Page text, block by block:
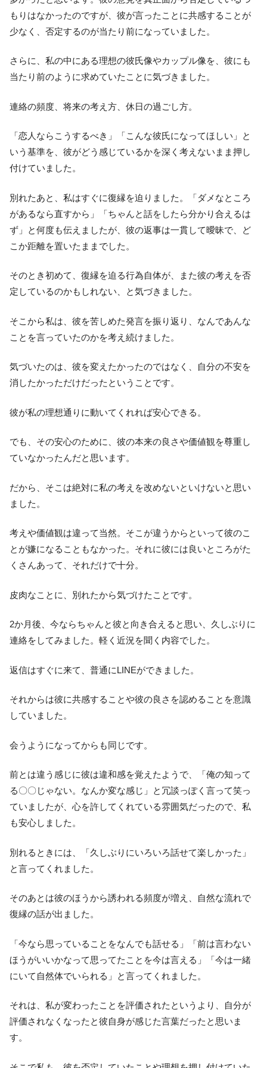
もりはなかったのですが、彼が言ったことに共感することが
少なく、否定するのが当たり前になっていました。
さらに、私の中にある理想の彼氏像やカップル像を、彼にも
当たり前のように求めていたことに気づきました。
連絡の頻度、将来の考え方、休日の過ごし方。
「恋人ならこうするべき」「こんな彼氏になってほしい」と
いう基準を、彼がどう感じているかを深く考えないまま押し
付けていました。
別れたあと、私はすぐに復縁を迫りました。「ダメなところ
があるなら直すから」「ちゃんと話をしたら分かり合えるは
ず」と何度も伝えましたが、彼の返事は一貫して曖昧で、ど
こか距離を置いたままでした。
そのとき初めて、復縁を迫る行為自体が、また彼の考えを否
定しているのかもしれない、と気づきました。
そこから私は、彼を苦しめた発言を振り返り、なんであんな
ことを言っていたのかを考え続けました。
気づいたのは、彼を変えたかったのではなく、自分の不安を
消したかっただけだったということです。
彼が私の理想通りに動いてくれれば安心できる。
でも、その安心のために、彼の本来の良さや価値観を尊重し
ていなかったんだと思います。
だから、そこは絶対に私の考えを改めないといけないと思い
ました。
考えや価値観は違って当然。そこが違うからといって彼のこ
とが嫌になることもなかった。それに彼には良いところがた
くさんあって、それだけで十分。
皮肉なことに、別れたから気づけたことです。
2か月後、今ならちゃんと彼と向き合えると思い、久しぶりに
連絡をしてみました。軽く近況を聞く内容でした。
返信はすぐに来て、普通にLINEができました。
それからは彼に共感することや彼の良さを認めることを意識
していました。
会うようになってからも同じです。
前とは違う感じに彼は違和感を覚えたようで、「俺の知って
る〇〇じゃない。なんか変な感じ」と冗談っぽく言って笑っ
ていましたが、心を許してくれている雰囲気だったので、私
も安心しました。
別れるときには、「久しぶりにいろいろ話せて楽しかった」
と言ってくれました。
そのあとは彼のほうから誘われる頻度が増え、自然な流れで
復縁の話が出ました。
「今なら思っていることをなんでも話せる」「前は言わない
ほうがいいかなって思ってたことを今は言える」「今は一緒
にいて自然体でいられる」と言ってくれました。
それは、私が変わったことを評価されたというより、自分が
評価されなくなったと彼自身が感じた言葉だったと思いま
す。